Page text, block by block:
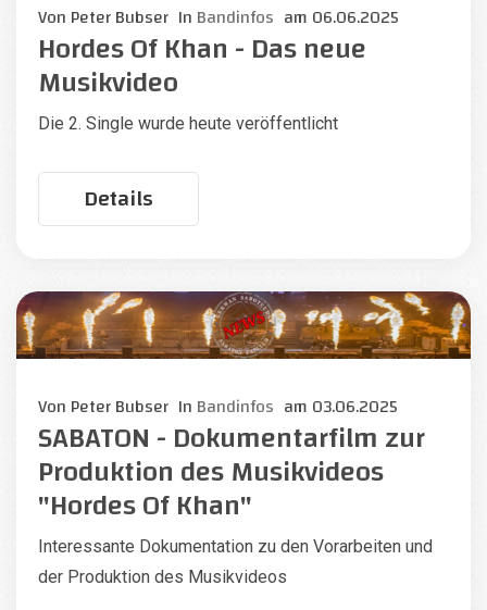
Von Peter Bubser In Bandinfos am 06.06.2025
Hordes Of Khan - Das neue
Musikvideo
Die 2. Single wurde heute veröffentlicht
Details
Von Peter Bubser In Bandinfos am 03.06.2025
SABATON - Dokumentarfilm zur
Produktion des Musikvideos
"Hordes Of Khan"
Interessante Dokumentation zu den Vorarbeiten und
der Produktion des Musikvideos